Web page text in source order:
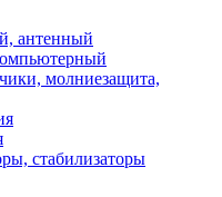
антенный
молниезащита,
стабилизаторы